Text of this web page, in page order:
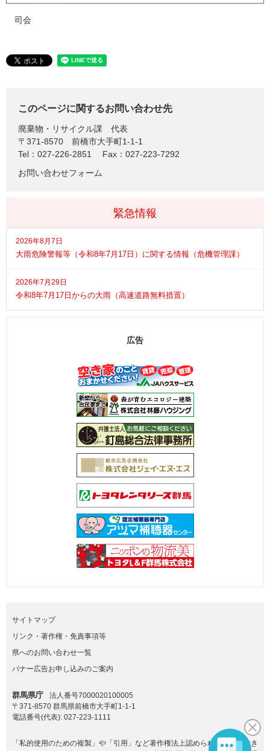
司会
このページに関するお問い合わせ先
廃棄物・リサイクル課
代表
〒371-8570
前橋市大手町1-1-1
Tel：027-226-2851
Fax：027-223-7292
お問い合わせフォーム
緊急情報
2026年8月7日
大雨危険警報等（令和8年7月17日）に関する情報（危機管理課）
2026年7月29日
令和8年7月17日からの大雨（高速道路無料措置）
広告
サイトマップ
リンク・著作権・免責事項等
県へのお問い合わせ一覧
バナー広告お申し込みのご案内
群馬県庁
法人番号7000020100005
〒371-8570 群馬県前橋市大手町1-1-1
電話番号(代表): 027-223-1111
「私的使用のための複製」や「引用」など著作権法上認められた場合を除き